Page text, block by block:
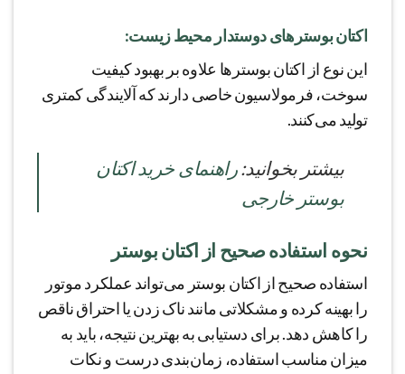
اکتان بوسترهای دوستدار محیط زیست:
این نوع از اکتان بوسترها علاوه بر بهبود کیفیت
سوخت، فرمولاسیون خاصی دارند که آلایندگی کمتری
تولید می‌کنند.
بيشتر بخوانید:راهنمای خرید اکتان
بوستر خارجی
نحوه استفاده صحیح از اکتان بوستر
استفاده صحیح از اکتان بوستر می‌تواند عملکرد موتور
را بهینه کرده و مشکلاتی مانند ناک زدن یا احتراق ناقص
را کاهش دهد. برای دستیابی به بهترین نتیجه، باید به
میزان مناسب استفاده، زمان‌بندی درست و نکات